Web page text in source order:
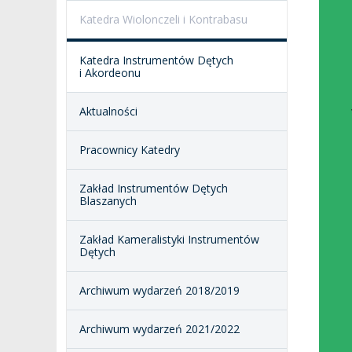
ORKIESTRY AKADEMICKIE
SALE KONCERTOWE
BRANDBOOK
DOSTĘPNOŚĆ
PRESS
DOM STUDENCKI
DRUGIEJ KATEGORII
Katedra Wiolonczeli i Kontrabasu
Katedra Instrumentów Dętych
i Akordeonu
Aktualności
Pracownicy Katedry
Zakład Instrumentów Dętych
Blaszanych
Zakład Kameralistyki Instrumentów
Dętych
Archiwum wydarzeń 2018/2019
Archiwum wydarzeń 2021/2022